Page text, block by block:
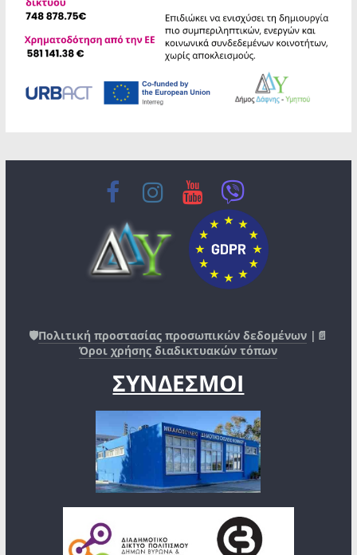
🛡️Πολιτική προστασίας προσωπικών δεδομένων |📄
Όροι χρήσης διαδικτυακών τόπων
ΣΥΝΔΕΣΜΟΙ